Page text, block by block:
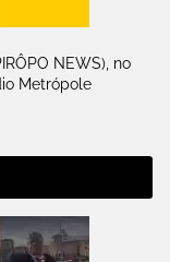
NEWS), no
Metrópole